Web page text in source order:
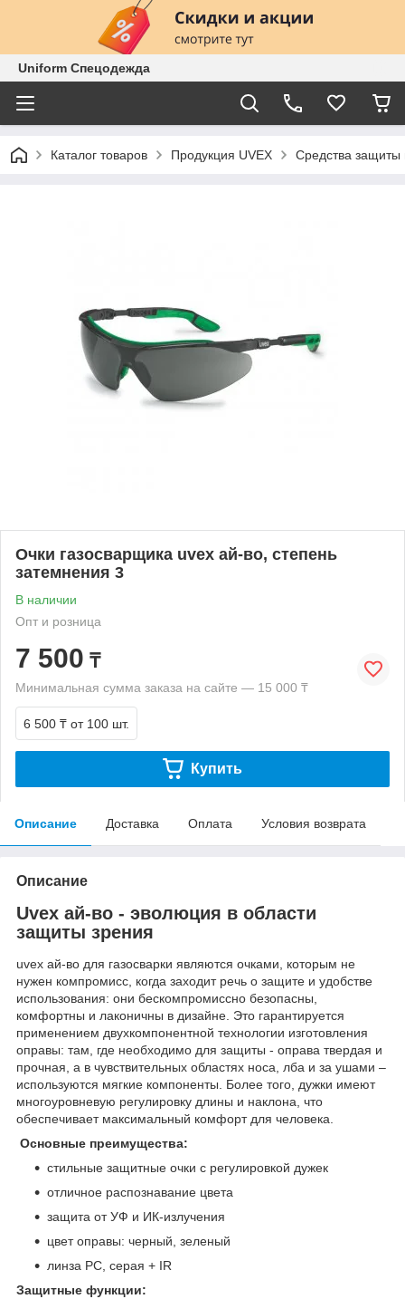
Uniform Спецодежда
Каталог товаров Продукция UVEX Средства защиты
Очки газосварщика uvex ай-во, степень
затемнения 3
В наличии
Опт и розница
7 500 ₸
Минимальная сумма заказа на сайте — 15 000 ₸
6 500 ₸ от 100 шт.
Купить
Описание Доставка Оплата Условия возврата
Описание
Uvex ай-во - эволюция в области
защиты зрения
uvex ай-во для газосварки являются очками, которым не
нужен компромисс, когда заходит речь о защите и удобстве
использования: они бескомпромиссно безопасны,
комфортны и лаконичны в дизайне. Это гарантируется
применением двухкомпонентной технологии изготовления
оправы: там, где необходимо для защиты - оправа твердая и
прочная, а в чувствительных областях носа, лба и за ушами –
используются мягкие компоненты. Более того, дужки имеют
многоуровневую регулировку длины и наклона, что
обеспечивает максимальный комфорт для человека.
Основные преимущества:
стильные защитные очки с регулировкой дужек
отличное распознавание цвета
защита от УФ и ИК-излучения
цвет оправы: черный, зеленый
линза РС, серая + IR
Защитные функции: